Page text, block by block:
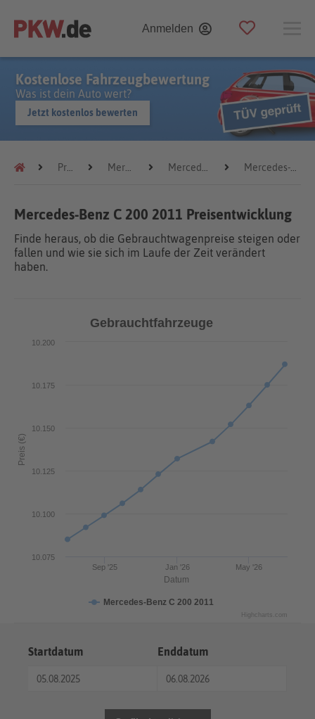
Anmelden
Kostenlose Fahrzeugbewertung
Was ist dein Auto wert?
Jetzt kostenlos bewerten
Preistrends Mercedes-Benz Mercedes-Benz C 200 Mercedes-Benz C 200 2011
Mercedes-Benz C 200 2011 Preisentwicklung
Finde heraus, ob die Gebrauchtwagenpreise steigen oder
fallen und wie sie sich im Laufe der Zeit verändert
haben.
Datum
Preis (€)
Gebrauchtfahrzeuge
Mercedes-Benz C 200 2011
Jan '26
Sep '25 May '26
10.075
10.100
10.125
10.150
10.175
10.200
Highcharts.com
Startdatum Enddatum